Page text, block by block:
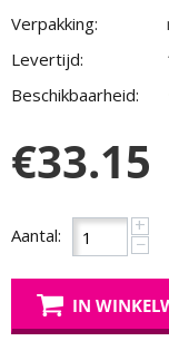
Verpakking:
Levertijd:
Beschikbaarheid:
€33.15
Aantal: +
−
IN